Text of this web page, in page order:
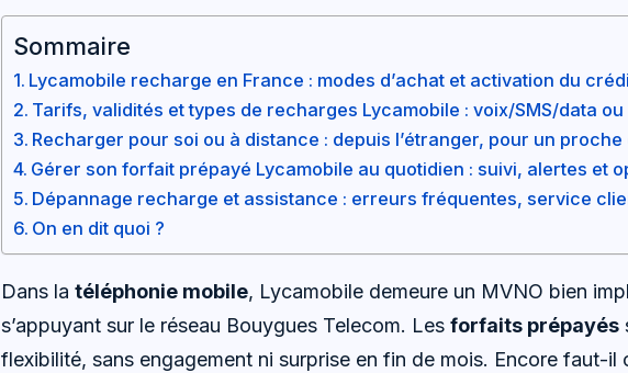
Sommaire
Lycamobile recharge en France : modes d’achat et activation du
Tarifs, validités et types de recharges Lycamobile : voix/SMS/data
Recharger pour soi ou à distance : depuis l’étranger, pour un
Gérer son forfait prépayé Lycamobile au quotidien : suivi, alertes et
Dépannage recharge et assistance : erreurs fréquentes, service
On en dit quoi ?
Dans la téléphonie mobile, Lycamobile demeure un MVNO bien
s’appuyant sur le réseau Bouygues Telecom. Les forfaits prépayés
flexibilité, sans engagement ni surprise en fin de mois. Encore faut-il